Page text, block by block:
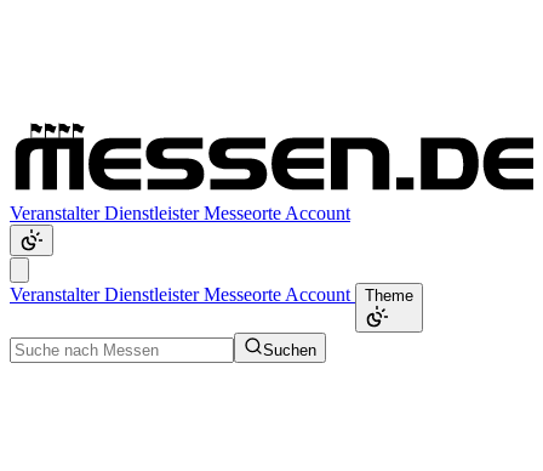
VeranstalterDienstleisterMesseorte Account
VeranstalterDienstleisterMesseorte Account Theme
Suchen